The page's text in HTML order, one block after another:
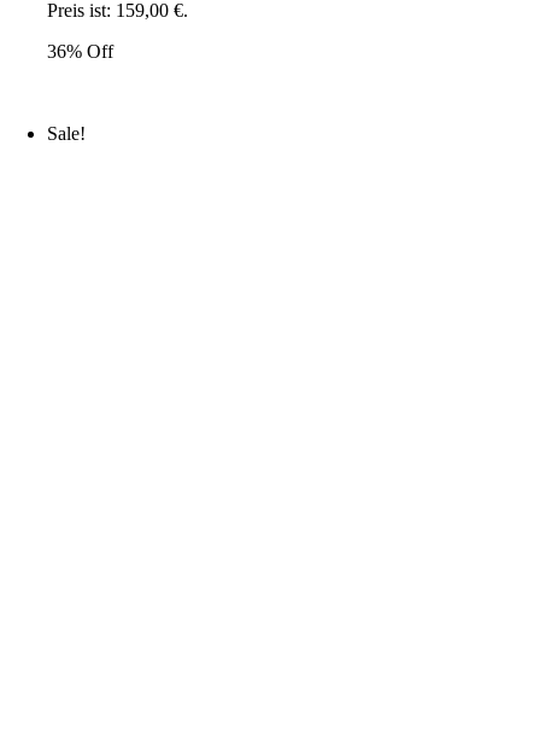
Preis ist: 159,00 €.
36% Off
Sale!